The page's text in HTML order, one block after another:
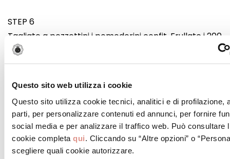
Questo sito web utilizza i cookie
Questo sito utilizza cookie tecnici, analitici e di profilazione,
parti, per personalizzare contenuti ed annunci, per fornire
social media e per analizzare il traffico web. Può consultare
cookie completa qui. Cliccando su “Altre opzioni” o
scegliere quali cookie autorizzare.
STEP 6
Tagliate a pezzettini i pomodorini confit. Frullate i 200
grammi di Mortadella Bologna IGP e aggiungete la
ricotta. Frullate fino ad ottenere una crema.
STEP 7
Disponete il guscio di pasta brisè sul piatto da
portata. Distribuite i pomodorini su fondo, e coprite
con la crema di Mortadella Bologna IGP.